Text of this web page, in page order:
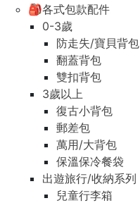
🎒各式包款配件
0-3歲
防走失/寶貝背包
翻蓋背包
雙扣背包
3歲以上
復古小背包
郵差包
萬用/大背包
保溫保冷餐袋
出遊旅行/收納系列
兒童行李箱